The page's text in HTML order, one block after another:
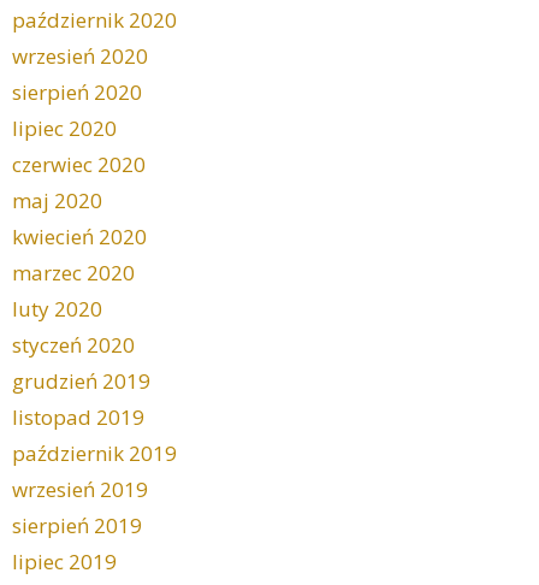
październik 2020
wrzesień 2020
sierpień 2020
lipiec 2020
czerwiec 2020
maj 2020
kwiecień 2020
marzec 2020
luty 2020
styczeń 2020
grudzień 2019
listopad 2019
październik 2019
wrzesień 2019
sierpień 2019
lipiec 2019